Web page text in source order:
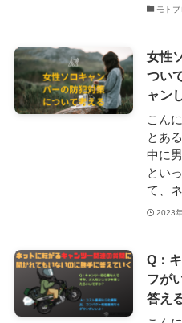
モト
女性
つい
ャン
こん
とあ
中に
とい
て、
2023
Q：
フが
答え